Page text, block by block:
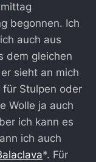
begonnen. Ich
auch aus
dem gleichen
sieht an mich
für Stulpen oder
Wolle ja auch
ich kann es
ich auch
*. Für